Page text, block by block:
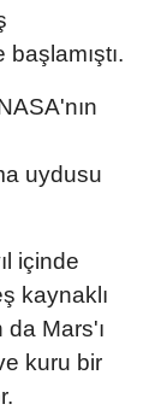
uydusu
içinde
kaynaklı
Mars'ı
kuru bir